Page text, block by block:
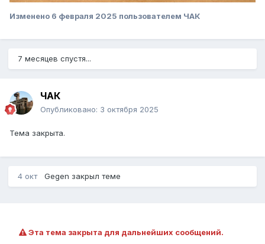
Изменено 6 февраля 2025 пользователем ЧАК
7 месяцев спустя...
ЧАК
Опубликовано: 3 октября 2025
Тема закрыта.
4 окт Gegen закрыл теме
Эта тема закрыта для дальнейших сообщений.